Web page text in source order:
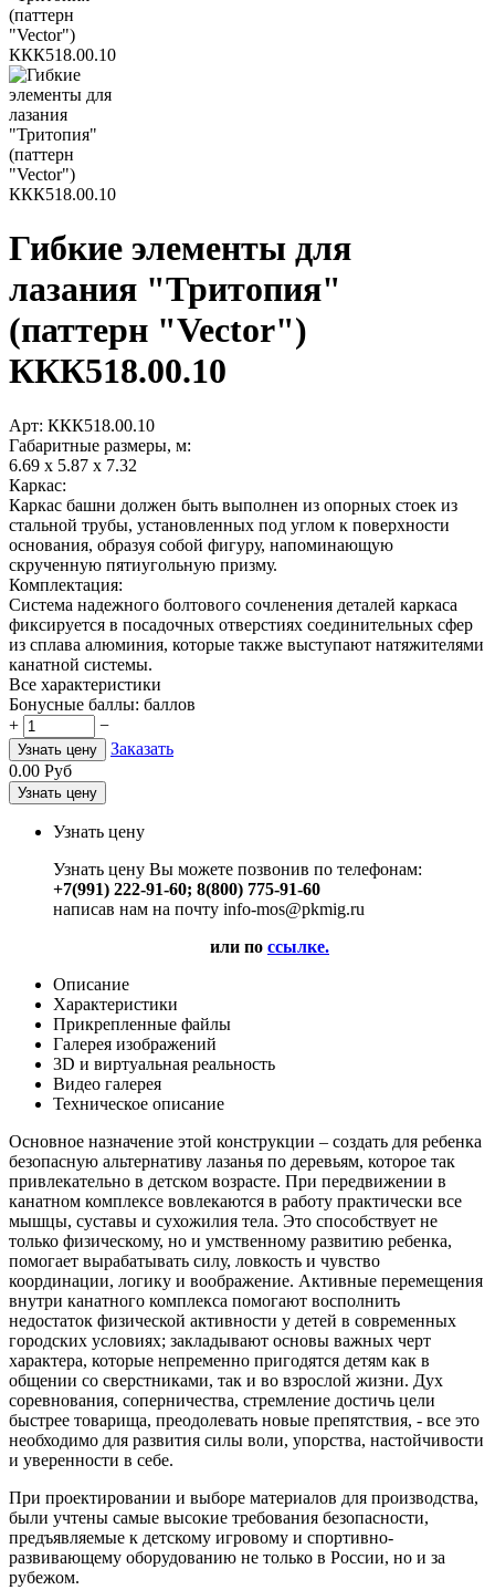
Гибкие элементы для
лазания "Тритопия"
(паттерн "Vector")
ККК518.00.10
Арт: ККК518.00.10
Габаритные размеры, м:
6.69 х 5.87 х 7.32
Каркас:
Каркас башни должен быть выполнен из опорных стоек из
стальной трубы, установленных под углом к поверхности
основания, образуя собой фигуру, напоминающую
скрученную пятиугольную призму.
Комплектация:
Система надежного болтового сочленения деталей каркаса
фиксируется в посадочных отверстиях соединительных сфер
из сплава алюминия, которые также выступают натяжителями
канатной системы.
Все характеристики
Бонусные баллы: баллов
+
−
Узнать цену
Заказать
0.00 Руб
Узнать цену
Узнать цену
Узнать цену Вы можете позвонив по телефонам:
+7(991) 222-91-60; 8(800) 775-91-60
написав нам на почту info-mos@pkmig.ru
или по ссылке.
Описание
Характеристики
Прикрепленные файлы
Галерея изображений
3D и виртуальная реальность
Видео галерея
Техническое описание
Основное назначение этой конструкции – создать для ребенка
безопасную альтернативу лазанья по деревьям, которое так
привлекательно в детском возрасте. При передвижении в
канатном комплексе вовлекаются в работу практически все
мышцы, суставы и сухожилия тела. Это способствует не
только физическому, но и умственному развитию ребенка,
помогает вырабатывать силу, ловкость и чувство
координации, логику и воображение. Активные перемещения
внутри канатного комплекса помогают восполнить
недостаток физической активности у детей в современных
городских условиях; закладывают основы важных черт
характера, которые непременно пригодятся детям как в
общении со сверстниками, так и во взрослой жизни. Дух
соревнования, соперничества, стремление достичь цели
быстрее товарища, преодолевать новые препятствия, - все это
необходимо для развития силы воли, упорства, настойчивости
и уверенности в себе.
При проектировании и выборе материалов для производства,
были учтены самые высокие требования безопасности,
предъявляемые к детскому игровому и спортивно-
развивающему оборудованию не только в России, но и за
рубежом.